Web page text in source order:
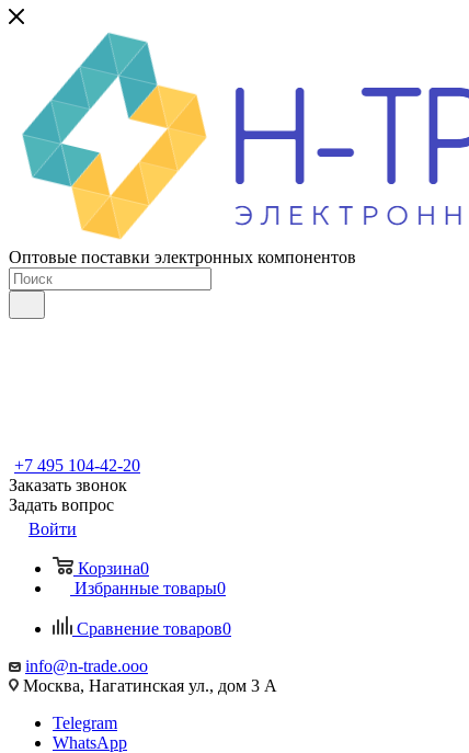
Оптовые поставки электронных компонентов
+7 495 104-42-20
Заказать звонок
Задать вопрос
Войти
Корзина0
Избранные товары0
Сравнение товаров0
info@n-trade.ooo
Москва, Нагатинская ул., дом 3 А
Telegram
WhatsApp